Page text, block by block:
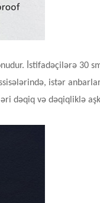
İstifadəçilərə 30
istər
dəqiq və dəqiqliklə